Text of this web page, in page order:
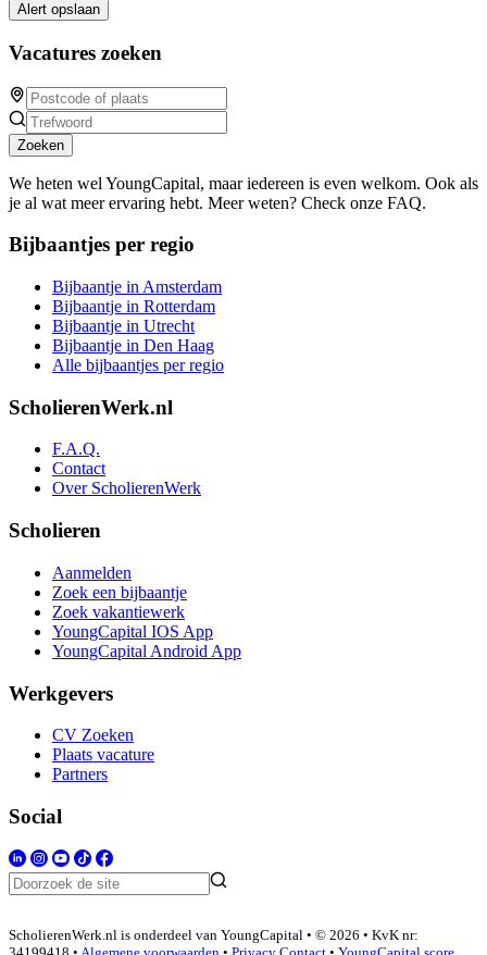
Alert opslaan
Vacatures zoeken
Zoeken
We heten wel YoungCapital, maar iedereen is even welkom. Ook als
je al wat meer ervaring hebt. Meer weten? Check onze FAQ.
Bijbaantjes per regio
Bijbaantje in Amsterdam
Bijbaantje in Rotterdam
Bijbaantje in Utrecht
Bijbaantje in Den Haag
Alle bijbaantjes per regio
ScholierenWerk.nl
F.A.Q.
Contact
Over ScholierenWerk
Scholieren
Aanmelden
Zoek een bijbaantje
Zoek vakantiewerk
YoungCapital IOS App
YoungCapital Android App
Werkgevers
CV Zoeken
Plaats vacature
Partners
Social
ScholierenWerk.nl is onderdeel van YoungCapital • © 2026 • KvK nr: